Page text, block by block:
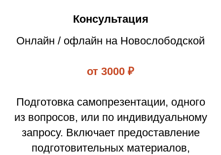
Консультация
Онлайн / офлайн на Новослободской
от 3000 ₽
Подготовка самопрезентации, одного
из вопросов, или по индивидуальному
запросу. Включает предоставление
подготовительных материалов,